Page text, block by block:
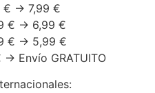
€ → 7,99 €
€ → 6,99 €
€ → 5,99 €
Envío GRATUITO